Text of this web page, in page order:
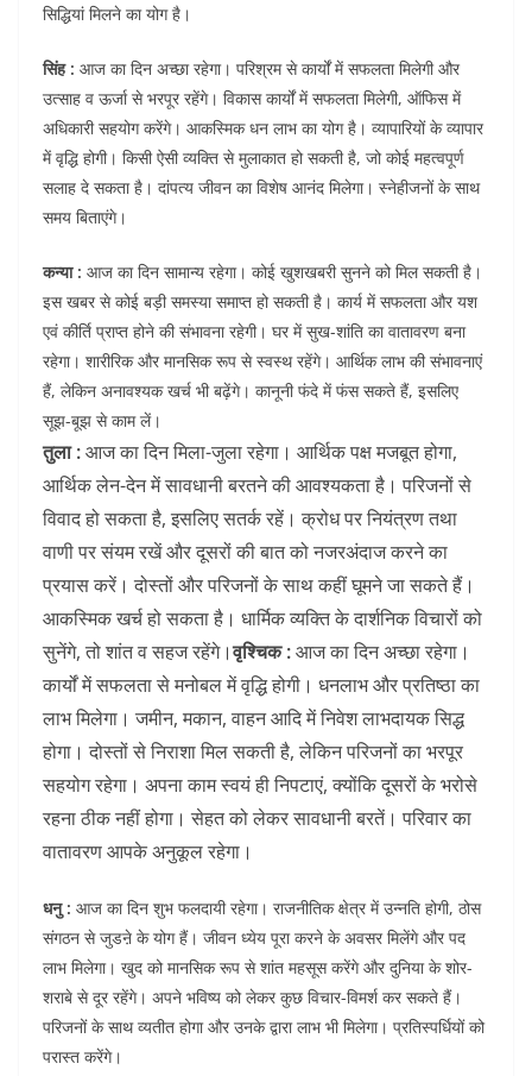
सिद्धियां मिलने का योग है।
सिंह : आज का दिन अच्छा रहेगा। परिश्रम से कार्यों में सफलता मिलेगी और
उत्साह व ऊर्जा से भरपूर रहेंगे। विकास कार्यों में सफलता मिलेगी, ऑफिस में
अधिकारी सहयोग करेंगे। आकस्मिक धन लाभ का योग है। व्यापारियों के व्यापार
में वृद्धि होगी। किसी ऐसी व्यक्ति से मुलाकात हो सकती है, जो कोई महत्वपूर्ण
सलाह दे सकता है। दांपत्य जीवन का विशेष आनंद मिलेगा। स्नेहीजनों के साथ
समय बिताएंगे।
कन्या : आज का दिन सामान्य रहेगा। कोई खुशखबरी सुनने को मिल सकती है।
इस खबर से कोई बड़ी समस्या समाप्त हो सकती है। कार्य में सफलता और यश
एवं कीर्ति प्राप्त होने की संभावना रहेगी। घर में सुख-शांति का वातावरण बना
रहेगा। शारीरिक और मानसिक रूप से स्वस्थ रहेंगे। आर्थिक लाभ की संभावनाएं
हैं, लेकिन अनावश्यक खर्च भी बढ़ेंगे। कानूनी फंदे में फंस सकते हैं, इसलिए
सूझ-बूझ से काम लें।
तुला :आज का दिन मिला-जुला रहेगा। आर्थिक पक्ष मजबूत होगा,
आर्थिक लेन-देन में सावधानी बरतने की आवश्यकता है। परिजनों से
विवाद हो सकता है, इसलिए सतर्क रहें। क्रोध पर नियंत्रण तथा
वाणी पर संयम रखें और दूसरों की बात को नजरअंदाज करने का
प्रयास करें। दोस्तों और परिजनों के साथ कहीं घूमने जा सकते हैं।
आकस्मिक खर्च हो सकता है। धार्मिक व्यक्ति के दार्शनिक विचारों को
सुनेंगे, तो शांत व सहज रहेंगे।वृश्चिक :आज का दिन अच्छा रहेगा।
कार्यों में सफलता से मनोबल में वृद्धि होगी। धनलाभ और प्रतिष्ठा का
लाभ मिलेगा। जमीन, मकान, वाहन आदि में निवेश लाभदायक सिद्ध
होगा। दोस्तों से निराशा मिल सकती है, लेकिन परिजनों का भरपूर
सहयोग रहेगा। अपना काम स्वयं ही निपटाएं, क्योंकि दूसरों के भरोसे
रहना ठीक नहीं होगा। सेहत को लेकर सावधानी बरतें। परिवार का
वातावरण आपके अनुकूल रहेगा।
धनु : आज का दिन शुभ फलदायी रहेगा। राजनीतिक क्षेत्र में उन्नति होगी, ठोस
संगठन से जुडऩे के योग हैं। जीवन ध्येय पूरा करने के अवसर मिलेंगे और पद
लाभ मिलेगा। खुद को मानसिक रूप से शांत महसूस करेंगे और दुनिया के शोर-
शराबे से दूर रहेंगे। अपने भविष्य को लेकर कुछ विचार-विमर्श कर सकते हैं।
परिजनों के साथ व्यतीत होगा और उनके द्वारा लाभ भी मिलेगा। प्रतिस्पर्धियों को
परास्त करेंगे।